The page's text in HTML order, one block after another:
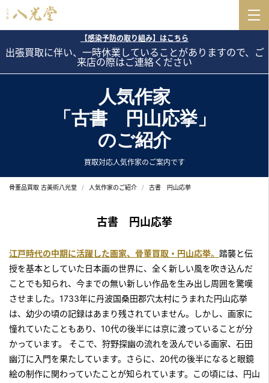
【感染予防の取り組み】はこちら
出張買取に伴い、一時休業していることがありますので、ご
来店の際はご連絡ください
人気作家
「古書 円山応挙」
のご紹介
買取対応人気作家のご案内です
骨董品買取 古美術八光堂 人気作家のご紹介 古書 円山応挙
古書 円山応挙
江戸時代の中期に活躍した画家、骨董買取・円山応挙。 踏襲と伝
授を基本としていた日本画の世界に、全く新しい風を吹き込んだ
ことでも知られ、今までの無い新しい作品を生み出し周囲を驚嘆
させました。1733年に丹波国桑田郡穴太村にうまれた円山応挙
は、幼少の頃の記録はあまり残されていません。しかし、画家に
憧れていたこともあり、10代の後半には京に渡っていることが分
かっています。 そこで、狩野探幽の流れを汲んでいる画家、石田
幽汀に入門を果たしています。さらに、20代の後半になると眼鏡
絵の制作に関わっていたことが知られています。この頃には、円山